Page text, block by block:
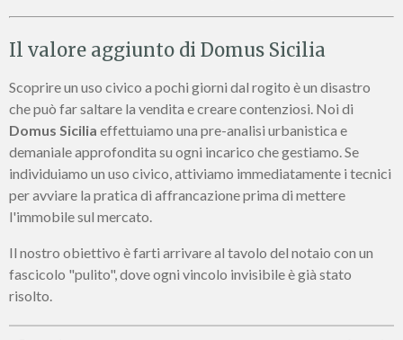
Il valore aggiunto di Domus Sicilia
Scoprire un uso civico a pochi giorni dal rogito è un disastro
che può far saltare la vendita e creare contenziosi. Noi di
Domus Sicilia effettuiamo una pre-analisi urbanistica e
demaniale approfondita su ogni incarico che gestiamo. Se
individuiamo un uso civico, attiviamo immediatamente i tecnici
per avviare la pratica di affrancazione prima di mettere
l'immobile sul mercato.
Il nostro obiettivo è farti arrivare al tavolo del notaio con un
fascicolo "pulito", dove ogni vincolo invisibile è già stato
risolto.